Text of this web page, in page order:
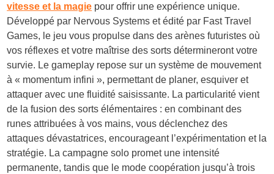
vitesse et la magie pour offrir une expérience unique.
Développé par Nervous Systems et édité par Fast Travel
Games, le jeu vous propulse dans des arènes futuristes où
vos réflexes et votre maîtrise des sorts détermineront votre
survie. Le gameplay repose sur un système de mouvement
à « momentum infini », permettant de planer, esquiver et
attaquer avec une fluidité saisissante. La particularité vient
de la fusion des sorts élémentaires : en combinant des
runes attribuées à vos mains, vous déclenchez des
attaques dévastatrices, encourageant l’expérimentation et la
stratégie. La campagne solo promet une intensité
permanente, tandis que le mode coopération jusqu’à trois